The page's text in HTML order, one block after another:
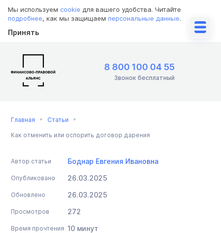
Мы используем cookie для вашего удобства. Читайте
подробнее, как мы защищаем персональные данные.
Принять
8 800 100 04 55
Звонок бесплатный
Главная Статьи
Как отменить или оспорить договор дарения
Автор статьи Боднар Евгения Ивановна
Опубликовано 26.03.2025
Обновлено 26.03.2025
Просмотров 272
Время прочтения 10 минут